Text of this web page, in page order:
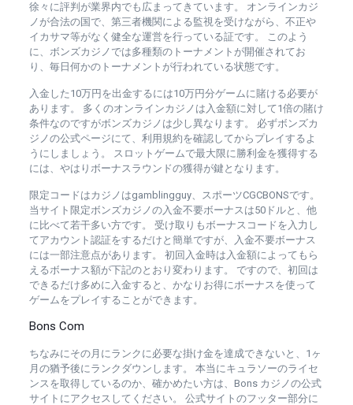
徐々に評判が業界内でも広まってきています。 オンラインカジ
ノが合法の国で、第三者機関による監視を受けながら、不正や
イカサマ等がなく健全な運営を行っている証です。 このよう
に、ボンズカジノでは多種類のトーナメントが開催されてお
り、毎日何かのトーナメントが行われている状態です。
入金した10万円を出金するには10万円分ゲームに賭ける必要が
あります。 多くのオンラインカジノは入金額に対して1倍の賭け
条件なのですがボンズカジノは少し異なります。 必ずボンズカ
ジノの公式ページにて、利用規約を確認してからプレイするよ
うにしましょう。 スロットゲームで最大限に勝利金を獲得する
には、やはりボーナスラウンドの獲得が鍵となります。
限定コードはカジノはgamblingguy、スポーツCGCBONSです。
当サイト限定ボンズカジノの入金不要ボーナスは50ドルと、他
に比べて若干多い方です。 受け取りもボーナスコードを入力し
てアカウント認証をするだけと簡単ですが、入金不要ボーナス
には一部注意点があります。 初回入金時は入金額によってもら
えるボーナス額が下記のとおり変わります。 ですので、初回は
できるだけ多めに入金すると、かなりお得にボーナスを使って
ゲームをプレイすることができます。
Bons Com
ちなみにその月にランクに必要な掛け金を達成できないと、1ヶ
月の猶予後にランクダウンします。 本当にキュラソーのライセ
ンスを取得しているのか、確かめたい方は、Bons カジノの公式
サイトにアクセスしてください。 公式サイトのフッター部分に